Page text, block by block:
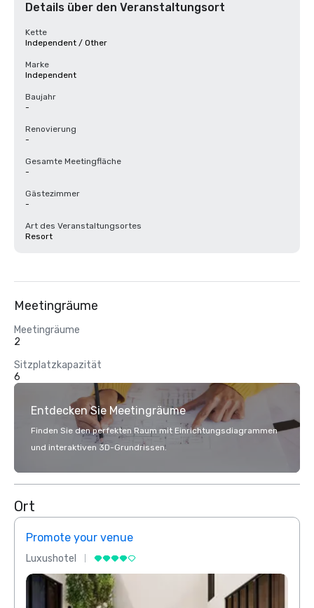
Details über den Veranstaltungsort
Kette
Independent / Other
Marke
Independent
Baujahr
-
Renovierung
-
Gesamte Meetingfläche
-
Gästezimmer
-
Art des Veranstaltungsortes
Resort
Meetingräume
Meetingräume
2
Sitzplatzkapazität
6
Entdecken Sie Meetingräume
Finden Sie den perfekten Raum mit Einrichtungsdiagrammen
und interaktiven 3D-Grundrissen.
Ort
Promote your venue
Luxushotel